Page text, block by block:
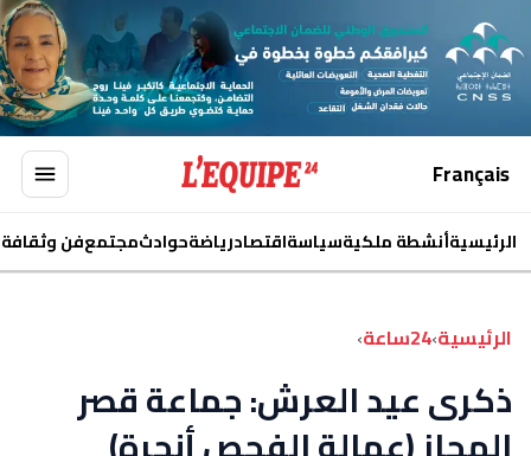
Français
الرئيسيةأنشطة ملكيةسياسةاقتصادرياضةحوادثمجتمعفن وثقافة
الرئيسية›24ساعة ›
ذكرى عيد العرش: جماعة قصر